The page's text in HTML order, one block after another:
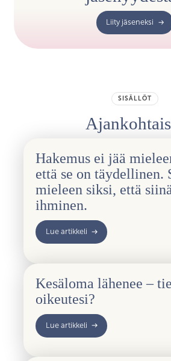
Liity jäseneksi
SISÄLLÖT
Hakemus ei jää
että se on täydellinen.
mieleen siksi, että
ihminen.
Lue artikkeli
Kesäloma lähenee –
oikeutesi?
Lue artikkeli